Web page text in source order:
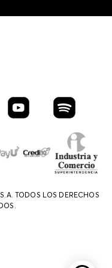
TODOS LOS DERECHOS